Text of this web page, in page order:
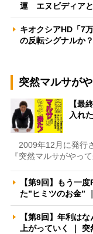
運 エヌビディア
キオクシアHD「7
の反転シグナル
突然マルサが
【最
入れ
2009年12月に発行
『突然マルサがやっ
【第9回】もう一
た”ヒミツのお金”
【第8回】年利は
上がっていく ｜